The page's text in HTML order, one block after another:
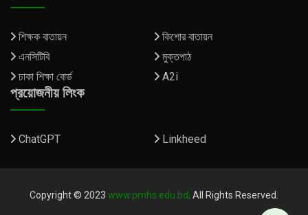
শিক্ষক বাতায়ন
কিশোর বাতায়ন
এনসিটিবি
মুক্তপাঠ
ঢাকা শিক্ষা বোর্ড
A2i
প্রয়োজনীয় লিংক
ChatGPT Linkheed
Copyright © 2023 www.pmhs.edu.bd. All Rights Reserved.